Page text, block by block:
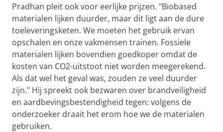
Pradhan pleit ook voor eerlijke prijzen. "Biobased
materialen lijken duurder, maar dit ligt aan de dure
toeleveringsketen. We moeten het gebruik ervan
opschalen en onze vakmensen trainen. Fossiele
materialen lijken bovendien goedkoper omdat de
kosten van CO2-uitstoot niet worden meegerekend.
Als dat wel het geval was, zouden ze veel duurder
zijn." Hij spreekt ook bezwaren over brandveiligheid
en aardbevingsbestendigheid tegen: volgens de
onderzoeker draait het erom hoe we de materialen
gebruiken.